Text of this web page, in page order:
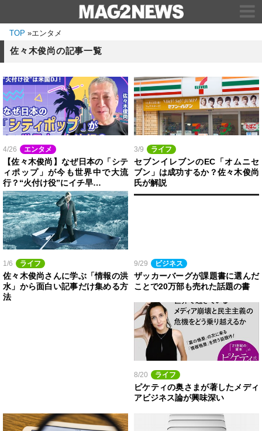
TOP »エンタメ
佐々木俊尚の記事一覧
4/26 エンタメ
【佐々木俊尚】なぜ日本の「シテ
ィポップ」が今も世界中で大流
行？“火付け役”にイチ早…
3/9 ライフ
セブンイレブンのEC「オムニセ
ブン」は成功するか？佐々木俊尚
氏が解説
1/6 ライフ
佐々木俊尚さんに学ぶ「情報の洪
水」から面白い記事だけ集める方
法
9/29 ビジネス
ザッカーバーグが課題書に選んだ
ことで20万部も売れた話題の書
8/20 ライフ
ピケティの奥さまが著したメディ
アビジネス論が興味深い